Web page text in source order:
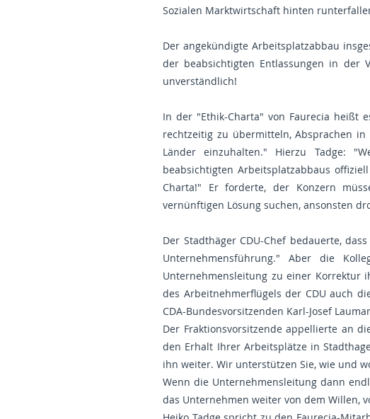
Sozialen Marktwirtschaft hinten
Der angekündigte Arbeitsplatzabbau
der beabsichtigten Entlassungen in der
unverständlich!
In der "Ethik-Charta" von Faurecia heißt
rechtzeitig zu übermitteln, Absprachen
Länder einzuhalten." Hierzu Tadge:
beabsichtigten Arbeitsplatzabbaus
Charta!" Er forderte, der Konzern
vernünftigen Lösung suchen, ansonsten
Der Stadthäger CDU-Chef bedauerte,
Unternehmensführung." Aber die
Unternehmensleitung zu einer Korrektur
des Arbeitnehmerflügels der CDU auch
CDA-Bundesvorsitzenden Karl-Josef
Der Fraktionsvorsitzende appellierte an
den Erhalt Ihrer Arbeitsplätze in
ihn weiter. Wir unterstützen Sie, wie und
Wenn die Unternehmensleitung dann
das Unternehmen weiter von dem Willen,